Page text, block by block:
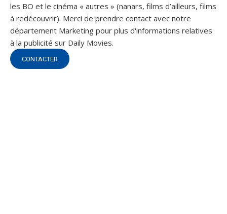
les BO et le cinéma « autres » (nanars, films d’ailleurs, films
à redécouvrir). Merci de prendre contact avec notre
département Marketing pour plus d'informations relatives
à la publicité sur Daily Movies.
CONTACTER